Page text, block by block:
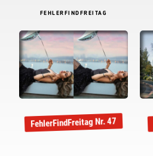
FEHLERFINDFREITAG
FehlerFindFreitag Nr. 47